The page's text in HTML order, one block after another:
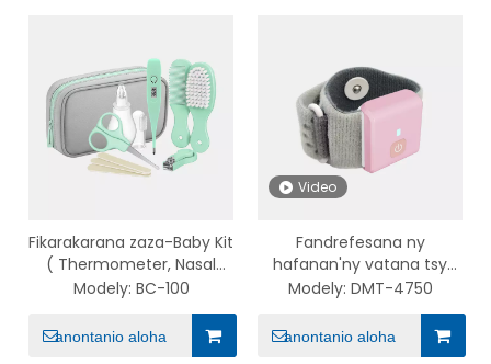
Fikarakarana zaza-Baby Kit
( Thermometer, Nasal
Aspirator, Set Fikarakarana
Fantsika feno, Borosy volo)
Modely: BC-100
anontanio aloha
Video
Fandrefesana ny
hafanan'ny vatana tsy
mitsaha-mitombo
amin'ny thermometer
an'ny zazakely Bluetooth
nomerika mandeha ho
Modely: DMT-4750
anontanio aloha